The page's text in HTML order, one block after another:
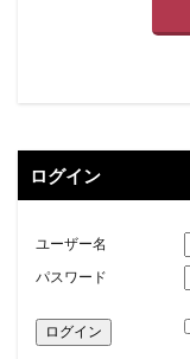
ログイン
ユーザー名
パスワード